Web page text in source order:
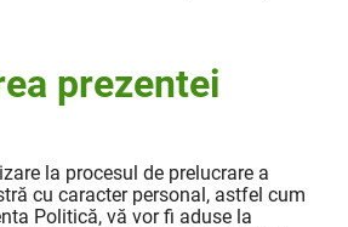
prezentei
la procesul de prelucrare a
cu caracter personal, astfel cum
Politică, vă vor fi aduse la